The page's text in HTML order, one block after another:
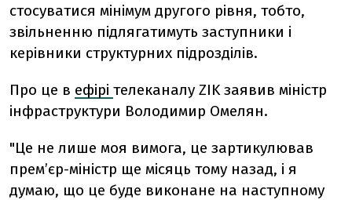
стосуватися мінімум другого рівня, тобто,
звільненню підлягатимуть заступники і
керівники структурних підрозділів.
Про це в ефірі телеканалу ZIK заявив міністр
інфраструктури Володимир Омелян.
"Це не лише моя вимога, це зартикулював
прем’єр-міністр ще місяць тому назад, і я
думаю, що це буде виконане на наступному